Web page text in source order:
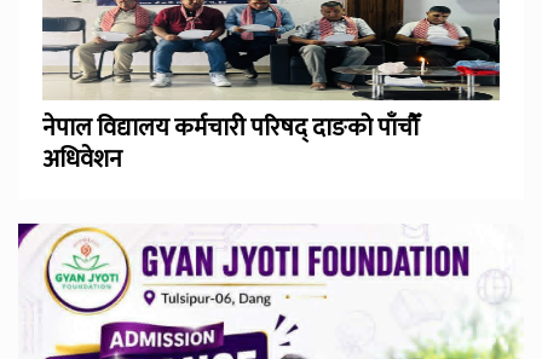
नेपाल विद्यालय कर्मचारी परिषद् दाङको पाँचौँ
अधिवेशन